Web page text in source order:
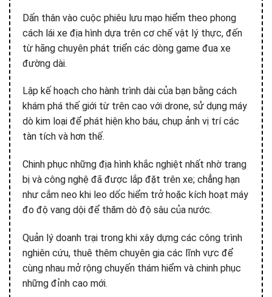
Dấn thân vào cuộc phiêu lưu mạo hiểm theo phong
cách lái xe địa hình dựa trên cơ chế vật lý thực, đến
từ hãng chuyên phát triển các dòng game đua xe
đường dài.
Lập kế hoạch cho hành trình dài của bạn bằng cách
khám phá thế giới từ trên cao với drone, sử dụng máy
dò kim loại để phát hiện kho báu, chụp ảnh vị trí các
tàn tích và hơn thế.
Chinh phục những địa hình khắc nghiệt nhất nhờ trang
bị và công nghệ đã được lắp đặt trên xe; chẳng hạn
như cắm neo khi leo dốc hiểm trở hoặc kích hoạt máy
đo độ vang dội để thăm dò độ sâu của nước.
Quản lý doanh trại trong khi xây dựng các công trình
nghiên cứu, thuê thêm chuyên gia các lĩnh vực để
cùng nhau mở rộng chuyến thám hiểm và chinh phục
những đỉnh cao mới.